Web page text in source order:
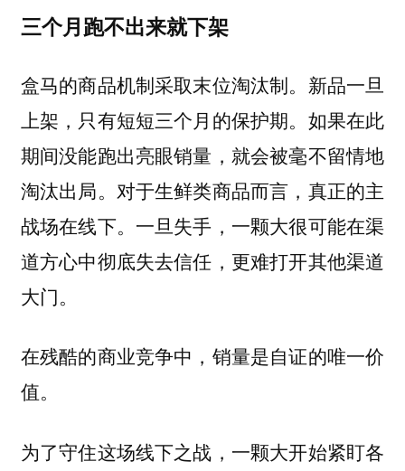
三个月跑不出来就下架
盒马的商品机制采取末位淘汰制。新品一旦
上架，只有短短三个月的保护期。如果在此
期间没能跑出亮眼销量，就会被毫不留情地
淘汰出局。对于生鲜类商品而言，真正的主
战场在线下。一旦失手，一颗大很可能在渠
道方心中彻底失去信任，更难打开其他渠道
大门。
在残酷的商业竞争中，销量是自证的唯一价
值。
为了守住这场线下之战，一颗大开始紧盯各